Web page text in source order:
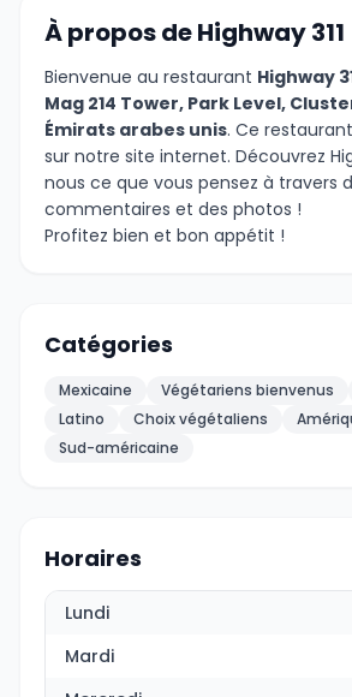
À propos de Highway 311
Bienvenue au restaurant Highway
Mag 214 Tower, Park Level,
Émirats arabes unis. Ce
sur notre site internet. Découvrez
nous ce que vous pensez à travers
commentaires et des photos !
Profitez bien et bon appétit !
Catégories
Mexicaine Végétariens bienvenus
Latino
Choix végétaliens
Sud-américaine
Horaires
Lundi
Mardi